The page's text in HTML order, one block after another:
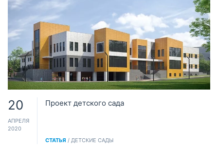
20
АПРЕЛЯ
2020
Проект детского сада
СТАТЬЯ / ДЕТСКИЕ САДЫ